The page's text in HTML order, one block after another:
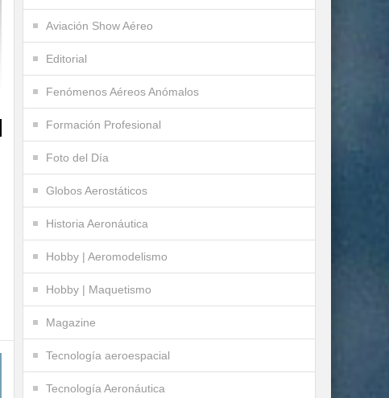
Aviación Show Aéreo
Editorial
Fenómenos Aéreos Anómalos
Formación Profesional
Foto del Día
Globos Aerostáticos
Historia Aeronáutica
Hobby | Aeromodelismo
Hobby | Maquetismo
Magazine
Tecnología aeroespacial
Tecnología Aeronáutica